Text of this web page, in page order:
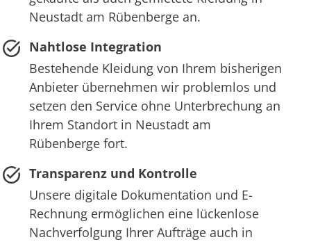
Neustadt am Rübenberge an.
Nahtlose Integration
Bestehende Kleidung von Ihrem bisherigen
Anbieter übernehmen wir problemlos und
setzen den Service ohne Unterbrechung an
Ihrem Standort in Neustadt am
Rübenberge fort.
Transparenz und Kontrolle
Unsere digitale Dokumentation und E-
Rechnung ermöglichen eine lückenlose
Nachverfolgung Ihrer Aufträge auch in